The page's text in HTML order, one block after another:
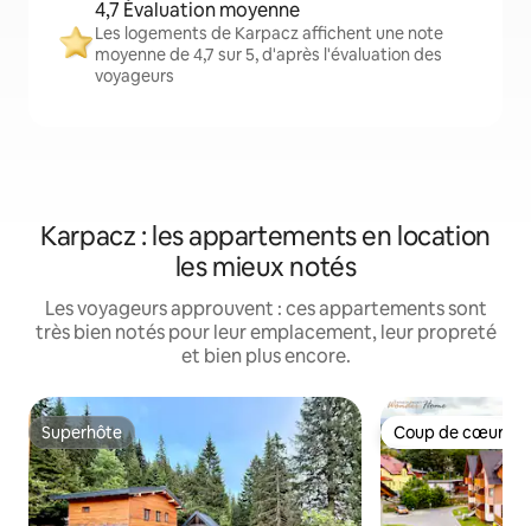
4,7 Évaluation moyenne
Les logements de Karpacz affichent une note
moyenne de 4,7 sur 5, d'après l'évaluation des
voyageurs
Karpacz : les appartements en location
les mieux notés
Les voyageurs approuvent : ces appartements sont
très bien notés pour leur emplacement, leur propreté
et bien plus encore.
Superhôte
Superhôte Coup de cœur
Coup de cœur